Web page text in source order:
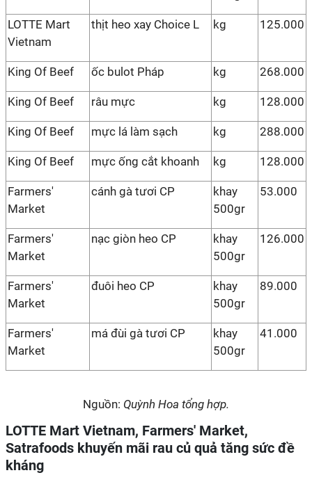
LOTTE Mart
Vietnam
thịt heo xay Choice L kg 125.000
King Of Beef ốc bulot Pháp kg 268.000
King Of Beef râu mực kg 128.000
King Of Beef mực lá làm sạch kg 288.000
King Of Beef mực ống cắt khoanh kg 128.000
Farmers'
Market
cánh gà tươi CP
khay
500gr
53.000
Farmers'
Market
nạc giòn heo CP
khay
500gr
126.000
Farmers'
Market
đuôi heo CP
khay
500gr
89.000
Farmers'
Market
má đùi gà tươi CP
khay
500gr
41.000
Nguồn: Quỳnh Hoa tổng hợp.
LOTTE Mart Vietnam, Farmers' Market,
Satrafoods khuyến mãi rau củ quả tăng sức đề
kháng